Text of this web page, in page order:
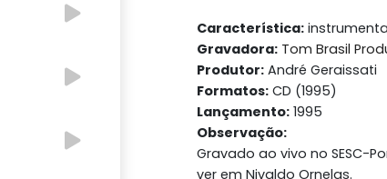
Característica:
Gravadora: Tom Brasil
Produtor: André Geraissati
Formatos: CD (1995)
Lançamento: 1995
Observação:
Gravado ao vivo no SESC-
ver em Nivaldo Ornelas.